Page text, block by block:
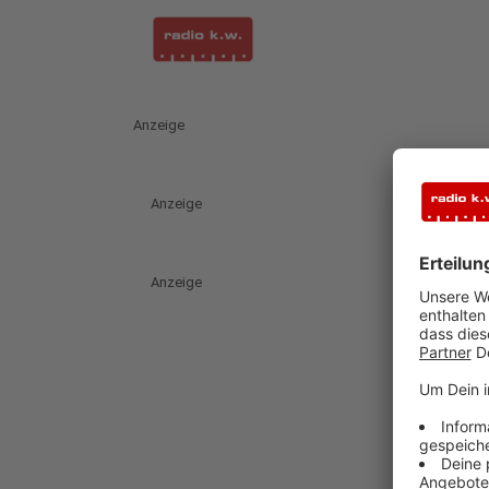
Anzeige
Anzeige
Anzeige